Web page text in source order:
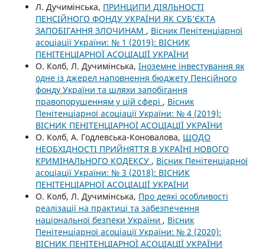
Л. Дучимінська, ПРИНЦИПИ ДІЯЛЬНОСТІ
ПЕНСІЙНОГО ФОНДУ УКРАЇНИ ЯК СУБ’ЄКТА
ЗАПОБІГАННЯ ЗЛОЧИНАМ , Вісник Пенітенціарної
асоціації України: № 1 (2019): ВІСНИК
ПЕНІТЕНЦІАРНОЇ АСОЦІАЦІЇ УКРАЇНИ
О. Колб, Л. Дучимінська, Іноземне інвестування як
одне із джерел наповнення бюджету Пенсійного
фонду України та шляхи запобігання
правопорушенням у цій сфері , Вісник
Пенітенціарної асоціації України: № 4 (2019):
ВІСНИК ПЕНІТЕНЦІАРНОЇ АСОЦІАЦІЇ УКРАЇНИ
О. Колб, А. Годлевська-Коновалова, ЩОДО
НЕОБХІДНОСТІ ПРИЙНЯТТЯ В УКРАЇНІ НОВОГО
КРИМІНАЛЬНОГО КОДЕКСУ , Вісник Пенітенціарної
асоціації України: № 3 (2018): ВІСНИК
ПЕНІТЕНЦІАРНОЇ АСОЦІАЦІЇ УКРАЇНИ
О. Колб, Л. Дучимінська, Про деякі особливості
реалізації на практиці та забезпечення
національної безпеки України , Вісник
Пенітенціарної асоціації України: № 2 (2020):
ВІСНИК ПЕНІТЕНЦІАРНОЇ АСОЦІАЦІЇ УКРАЇНИ